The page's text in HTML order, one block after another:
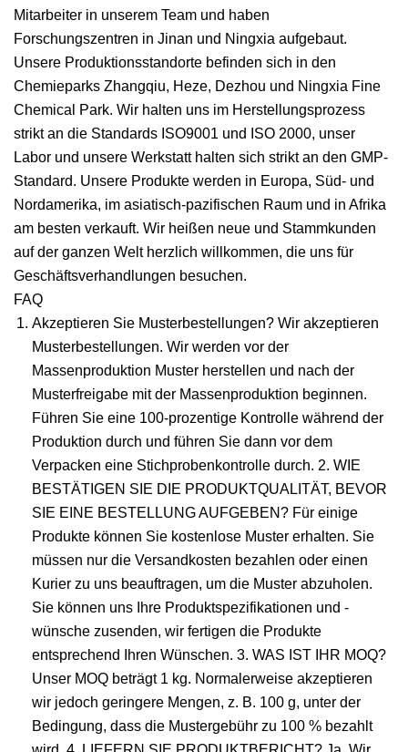
Mitarbeiter in unserem Team und haben
Forschungszentren in Jinan und Ningxia aufgebaut.
Unsere Produktionsstandorte befinden sich in den
Chemieparks Zhangqiu, Heze, Dezhou und Ningxia Fine
Chemical Park. Wir halten uns im Herstellungsprozess
strikt an die Standards ISO9001 und ISO 2000, unser
Labor und unsere Werkstatt halten sich strikt an den GMP-
Standard. Unsere Produkte werden in Europa, Süd- und
Nordamerika, im asiatisch-pazifischen Raum und in Afrika
am besten verkauft. Wir heißen neue und Stammkunden
auf der ganzen Welt herzlich willkommen, die uns für
Geschäftsverhandlungen besuchen.
FAQ
Akzeptieren Sie Musterbestellungen? Wir akzeptieren
Musterbestellungen. Wir werden vor der
Massenproduktion Muster herstellen und nach der
Musterfreigabe mit der Massenproduktion beginnen.
Führen Sie eine 100-prozentige Kontrolle während der
Produktion durch und führen Sie dann vor dem
Verpacken eine Stichprobenkontrolle durch. 2. WIE
BESTÄTIGEN SIE DIE PRODUKTQUALITÄT, BEVOR
SIE EINE BESTELLUNG AUFGEBEN? Für einige
Produkte können Sie kostenlose Muster erhalten. Sie
müssen nur die Versandkosten bezahlen oder einen
Kurier zu uns beauftragen, um die Muster abzuholen.
Sie können uns Ihre Produktspezifikationen und -
wünsche zusenden, wir fertigen die Produkte
entsprechend Ihren Wünschen. 3. WAS IST IHR MOQ?
Unser MOQ beträgt 1 kg. Normalerweise akzeptieren
wir jedoch geringere Mengen, z. B. 100 g, unter der
Bedingung, dass die Mustergebühr zu 100 % bezahlt